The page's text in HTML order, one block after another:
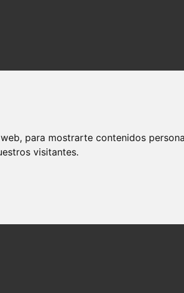
para mostrarte contenidos
visitantes.